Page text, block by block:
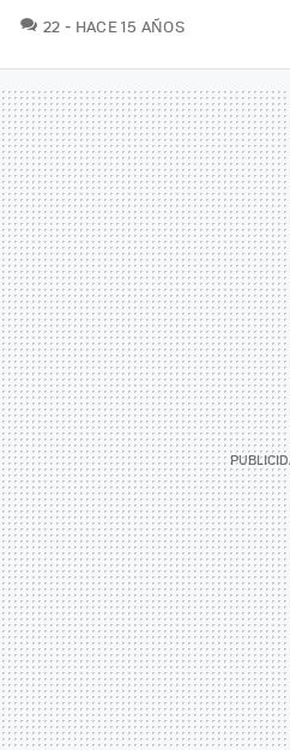
22 COMENTARIOS
HACE 15 AÑOS